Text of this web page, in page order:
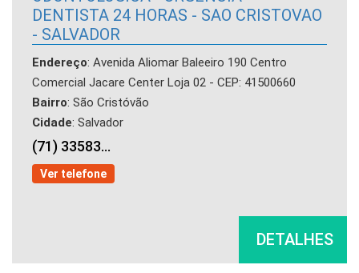
DENTISTA 24 HORAS - SAO CRISTOVAO
- SALVADOR
Endereço: Avenida Aliomar Baleeiro 190 Centro
Comercial Jacare Center Loja 02 - CEP: 41500660
Bairro: São Cristóvão
Cidade: Salvador
(71) 33583...
Ver telefone
DETALHES